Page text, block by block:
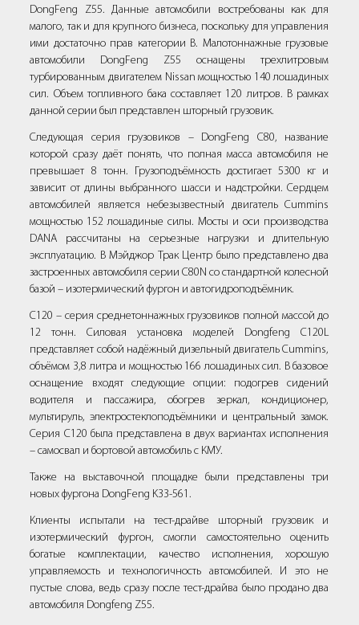
DongFeng Z55. Данные автомобили востребованы как для
малого, так и для крупного бизнеса, поскольку для управления
ими достаточно прав категории В. Малотоннажные грузовые
автомобили DongFeng Z55 оснащены трехлитровым
турбированным двигателем Nissan мощностью 140 лошадиных
сил. Объем топливного бака составляет 120 литров. В рамках
данной серии был представлен шторный грузовик.
Следующая серия грузовиков – DongFeng C80, название
которой сразу даёт понять, что полная масса автомобиля не
превышает 8 тонн. Грузоподъёмность достигает 5300 кг и
зависит от длины выбранного шасси и надстройки. Сердцем
автомобилей является небезызвестный двигатель Cummins
мощностью 152 лошадиные силы. Мосты и оси производства
DANA рассчитаны на серьезные нагрузки и длительную
эксплуатацию. В Мэйджор Трак Центр было представлено два
застроенных автомобиля серии С80N со стандартной колесной
базой – изотермический фургон и автогидроподъёмник.
С120 – серия среднетоннажных грузовиков полной массой до
12 тонн. Силовая установка моделей Dongfeng C120L
представляет собой надёжный дизельный двигатель Cummins,
объёмом 3,8 литра и мощностью 166 лошадиных сил. В базовое
оснащение входят следующие опции: подогрев сидений
водителя и пассажира, обогрев зеркал, кондиционер,
мультируль, электростеклоподъёмники и центральный замок.
Серия С120 была представлена в двух вариантах исполнения
– самосвал и бортовой автомобиль с КМУ.
Также на выставочной площадке были представлены три
новых фургона DongFeng K33-561.
Клиенты испытали на тест-драйве шторный грузовик и
изотермический фургон, смогли самостоятельно оценить
богатые комплектации, качество исполнения, хорошую
управляемость и технологичность автомобилей. И это не
пустые слова, ведь сразу после тест-драйва было продано два
автомобиля Dongfeng Z55.